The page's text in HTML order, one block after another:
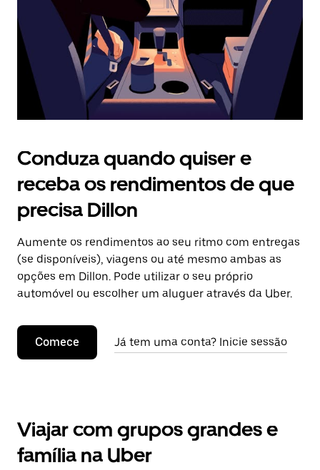
o
calendário.
Conduza quando quiser e
receba os rendimentos de que
precisa Dillon
Aumente os rendimentos ao seu ritmo com entregas
(se disponíveis), viagens ou até mesmo ambas as
opções em Dillon. Pode utilizar o seu próprio
automóvel ou escolher um aluguer através da Uber.
Comece Já tem uma conta? Inicie sessão
Viajar com grupos grandes e
família na Uber